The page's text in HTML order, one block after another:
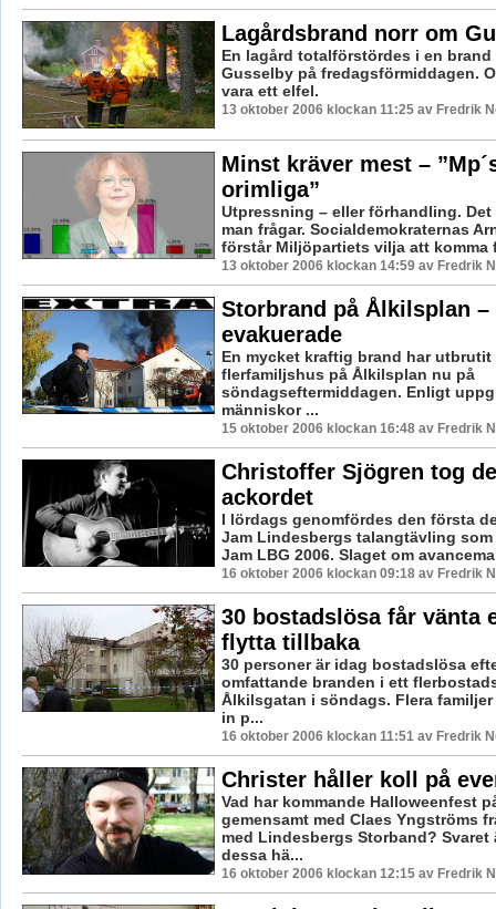
Lagårdsbrand norr om
En lagård totalförstördes i en brand
Gusselby på fredagsförmiddagen.
vara ett elfel.
13 oktober 2006 klockan 11:25 av Fredrik
Minst kräver mest –
orimliga”
Utpressning – eller förhandling. Det
man frågar. Socialdemokraternas
förstår Miljöpartiets vilja att komma
13 oktober 2006 klockan 14:59 av Fredrik
Storbrand på Ålkilsplan –
evakuerade
En mycket kraftig brand har utbrutit
flerfamiljshus på Ålkilsplan nu på
söndagseftermiddagen. Enligt
människor ...
15 oktober 2006 klockan 16:48 av Fredrik
Christoffer Sjögren tog
ackordet
I lördags genomfördes den första
Jam Lindesbergs talangtävling
Jam LBG 2006. Slaget om
16 oktober 2006 klockan 09:18 av Fredrik
30 bostadslösa får vänta
flytta tillbaka
30 personer är idag bostadslösa
omfattande branden i ett
Ålkilsgatan i söndags. Flera
in p...
16 oktober 2006 klockan 11:51 av Fredrik
Christer håller koll på
Vad har kommande Halloweenfest
gemensamt med Claes Yngströms
med Lindesbergs Storband? Svaret
dessa hä...
16 oktober 2006 klockan 12:15 av Fredrik